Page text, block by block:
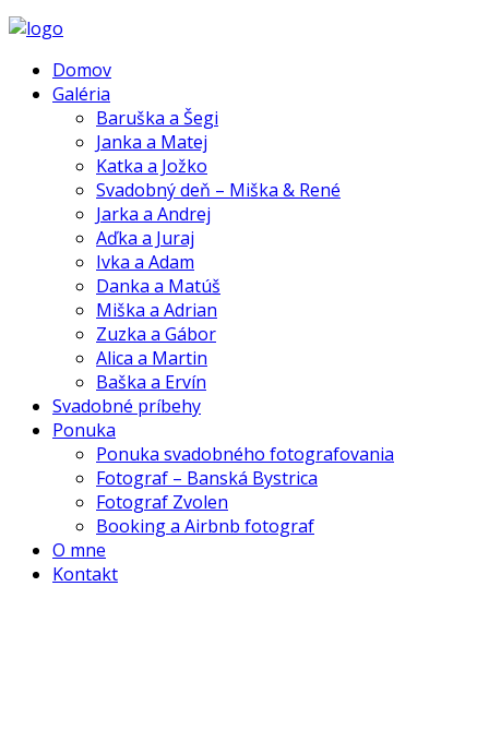
Domov
Galéria
Baruška a Šegi
Janka a Matej
Katka a Jožko
Svadobný deň – Miška & René
Jarka a Andrej
Aďka a Juraj
Ivka a Adam
Danka a Matúš
Miška a Adrian
Zuzka a Gábor
Alica a Martin
Baška a Ervín
Svadobné príbehy
Ponuka
Ponuka svadobného fotografovania
Fotograf – Banská Bystrica
Fotograf Zvolen
Booking a Airbnb fotograf
O mne
Kontakt